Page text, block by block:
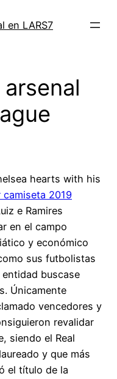
en LARS7
hearts with his
2019
e Ramires
en el campo
y económico
sus futbolistas
buscase
Únicamente
vencedores y
revalidar
siendo el Real
y que más
el título de la